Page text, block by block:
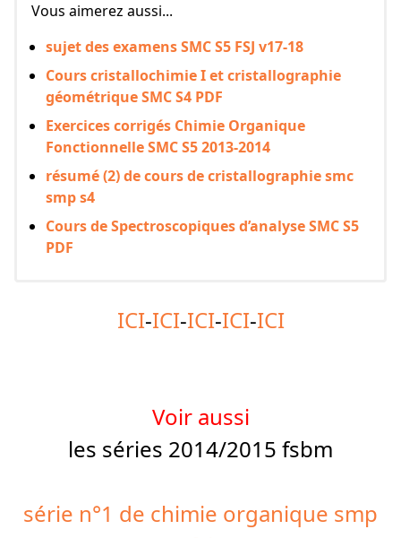
Vous aimerez aussi...
sujet des examens SMC S5 FSJ v17-18
Cours cristallochimie I et cristallographie
géométrique SMC S4 PDF
Exercices corrigés Chimie Organique
Fonctionnelle SMC S5 2013-2014
résumé (2) de cours de cristallographie smc
smp s4
Cours de Spectroscopiques d’analyse SMC S5
PDF
ICI-ICI-ICI-ICI-ICI
Voir aussi
les séries 2014/2015 fsbm
série n°1 de chimie organique smp